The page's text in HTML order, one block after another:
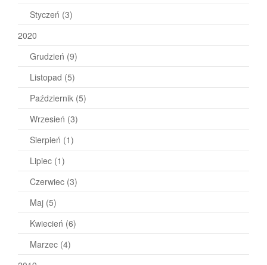
Styczeń (3)
2020
Grudzień (9)
Listopad (5)
Październik (5)
Wrzesień (3)
Sierpień (1)
Lipiec (1)
Czerwiec (3)
Maj (5)
Kwiecień (6)
Marzec (4)